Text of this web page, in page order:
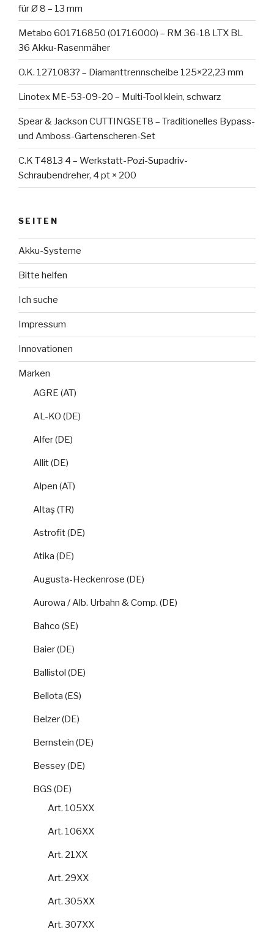
für Ø 8 – 13 mm
Metabo 601716850 (01716000) – RM 36-18 LTX BL
36 Akku-Rasenmäher
O.K. 1271083? – Diamanttrennscheibe 125×22,23 mm
Linotex ME-53-09-20 – Multi-Tool klein, schwarz
Spear & Jackson CUTTINGSET8 – Traditionelles Bypass-
und Amboss-Gartenscheren-Set
C.K T4813 4 – Werkstatt-Pozi-Supadriv-
Schraubendreher, 4 pt × 200
SEITEN
Akku-Systeme
Bitte helfen
Ich suche
Impressum
Innovationen
Marken
AGRE (AT)
AL-KO (DE)
Alfer (DE)
Allit (DE)
Alpen (AT)
Altaş (TR)
Astrofit (DE)
Atika (DE)
Augusta-Heckenrose (DE)
Aurowa / Alb. Urbahn & Comp. (DE)
Bahco (SE)
Baier (DE)
Ballistol (DE)
Bellota (ES)
Belzer (DE)
Bernstein (DE)
Bessey (DE)
BGS (DE)
Art. 105XX
Art. 106XX
Art. 21XX
Art. 29XX
Art. 305XX
Art. 307XX